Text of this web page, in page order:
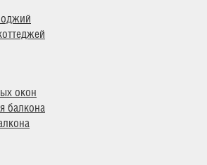
окон
балкона